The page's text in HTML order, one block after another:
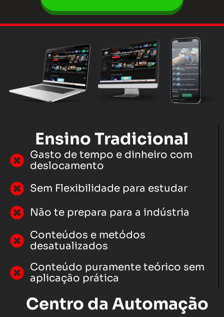
Ensino Tradicional
Gasto de tempo e dinheiro com
deslocamento
Sem Flexibilidade para estudar
Não te prepara para a indústria
Conteúdos e metódos
desatualizados
Conteúdo puramente teórico sem
aplicação prática
Centro da Automação